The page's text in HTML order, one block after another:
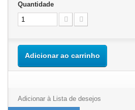
Quantidade
Adicionar ao carrinho
Adicionar à Lista de desejos